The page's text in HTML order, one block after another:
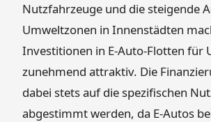
Nutzfahrzeuge und die steigende
Umweltzonen in Innenstädten
Investitionen in E-Auto-Flotten für
zunehmend attraktiv. Die
dabei stets auf die spezifischen
abgestimmt werden, da E-Autos